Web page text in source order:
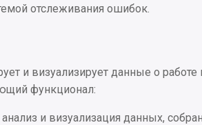
отслеживания ошибок.
и визуализирует данные о
функционал:
и визуализация данных,